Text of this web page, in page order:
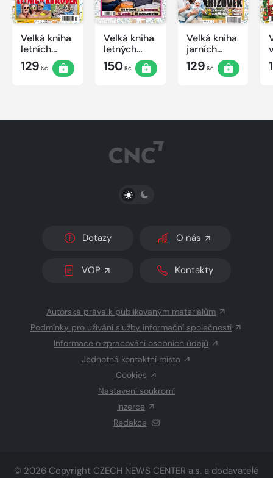
Velká kniha
letních
křížovek
2026
129 Kč
Velká kniha
letných
krížoviek s
TV JOJ
150Kč
Velká kniha
jarních
křížovek
2026
129 Kč
PŘEPNOUT SVĚTLÝ/TMAVÝ REŽIM
Dotazy O nás
VOP Kontakty
Autorská práva k publikovaným materiálům
Podmínky pro užívání služby informační společnosti
Informace o zpracování osobních údajů
Jednotná kontaktní místa
Cookies
Nastavení soukromí
Inzerce
Redakce
© 2026 Copyright CZECH NEWS CENTER a.s. a dodavatelé